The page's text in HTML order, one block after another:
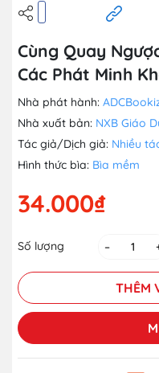
Cùng Quay
Các Phát Minh
Nhà phát hành:
Nhà xuất bản: NXB Giáo
Tác giả/Dịch giả: Nhiều
Hình thức bìa: Bìa mềm
34.000₫
Số lượng –
THÊM